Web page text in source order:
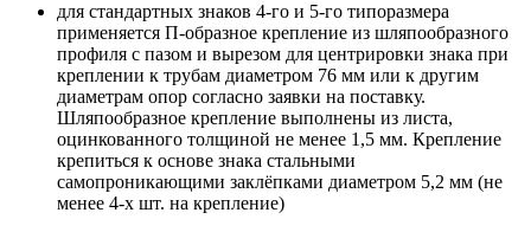
для стандартных знаков 4-го и 5-го типоразмера
применяется П-образное крепление из шляпообразного
профиля с пазом и вырезом для центрировки знака при
креплении к трубам диаметром 76 мм или к другим
диаметрам опор согласно заявки на поставку.
Шляпообразное крепление выполнены из листа,
оцинкованного толщиной не менее 1,5 мм. Крепление
крепиться к основе знака стальными
самопроникающими заклёпками диаметром 5,2 мм (не
менее 4-х шт. на крепление)